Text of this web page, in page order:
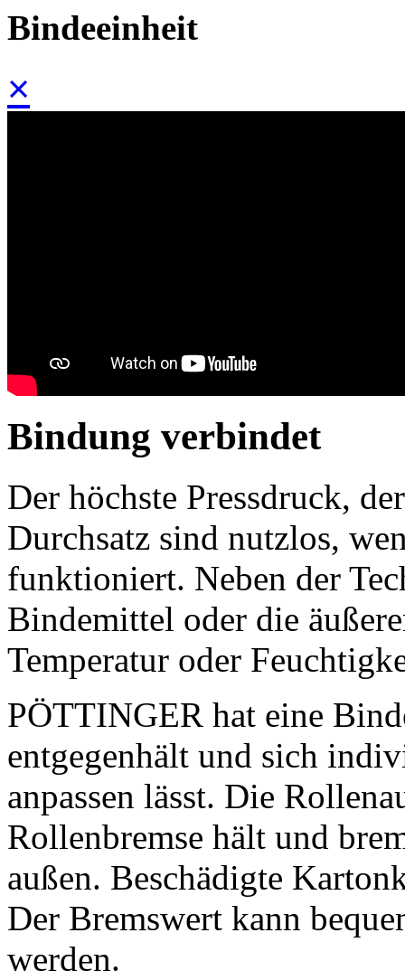
Bindeeinheit
×
Bindung verbindet
Der höchste Pressdruck,
Durchsatz sind nutzlos,
funktioniert. Neben der
Bindemittel oder die
Temperatur oder
PÖTTINGER hat eine
entgegenhält und sich
anpassen lässt. Die
Rollenbremse hält und
außen. Beschädigte
Der Bremswert kann
werden.